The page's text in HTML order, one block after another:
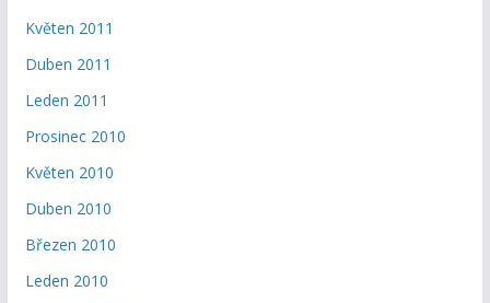
Květen 2011
Duben 2011
Leden 2011
Prosinec 2010
Květen 2010
Duben 2010
Březen 2010
Leden 2010